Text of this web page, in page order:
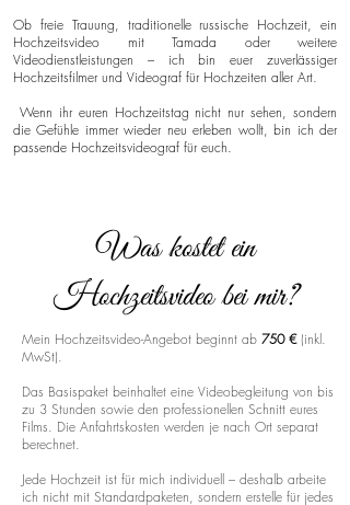
Ob freie Trauung, traditionelle russische Hochzeit, ein
Hochzeitsvideo mit Tamada oder weitere
Videodienstleistungen – ich bin euer zuverlässiger
Hochzeitsfilmer und Videograf für Hochzeiten aller Art.
Wenn ihr euren Hochzeitstag nicht nur sehen, sondern
die Gefühle immer wieder neu erleben wollt, bin ich der
passende Hochzeitsvideograf für euch.
Was kostet ein
Hochzeitsvideo bei mir?
Mein Hochzeitsvideo-Angebot beginnt ab 750 € (inkl.
MwSt).
Das Basispaket beinhaltet eine Videobegleitung von bis
zu 3 Stunden sowie den professionellen Schnitt eures
Films. Die Anfahrtskosten werden je nach Ort separat
berechnet.
Jede Hochzeit ist für mich individuell – deshalb arbeite
ich nicht mit Standardpaketen, sondern erstelle für jedes